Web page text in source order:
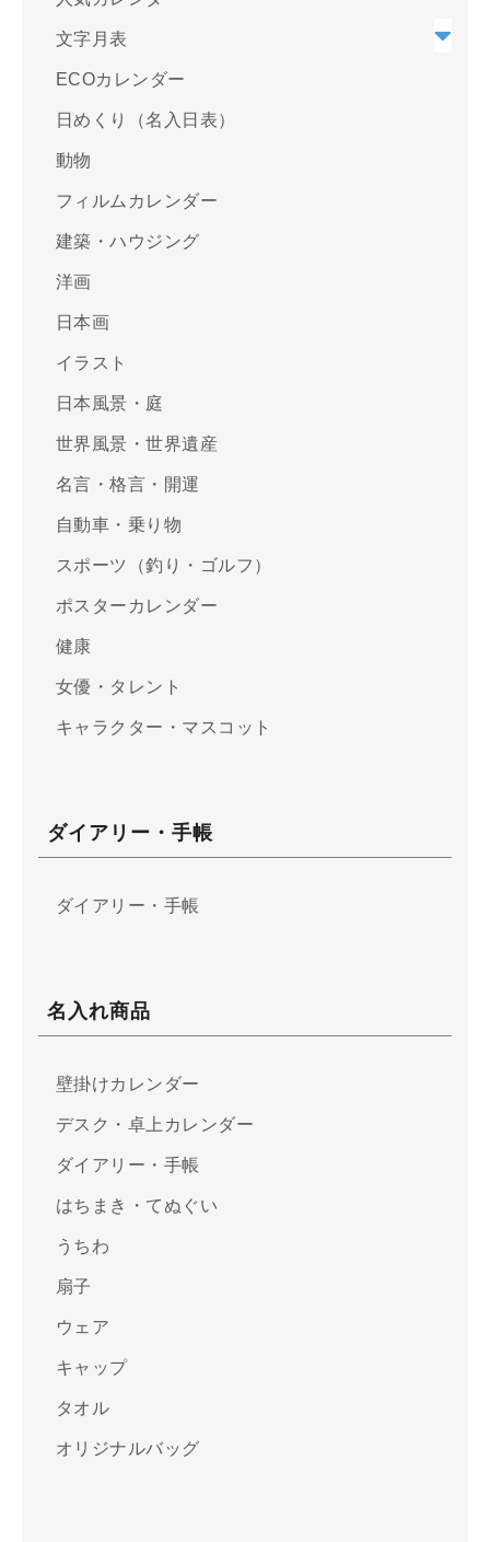
文字月表
ECOカレンダー
日めくり（名入日表）
動物
フィルムカレンダー
建築・ハウジング
洋画
日本画
イラスト
日本風景・庭
世界風景・世界遺産
名言・格言・開運
自動車・乗り物
スポーツ（釣り・ゴルフ）
ポスターカレンダー
健康
女優・タレント
キャラクター・マスコット
ダイアリー・手帳
ダイアリー・手帳
名入れ商品
壁掛けカレンダー
デスク・卓上カレンダー
ダイアリー・手帳
はちまき・てぬぐい
うちわ
扇子
ウェア
キャップ
タオル
オリジナルバッグ